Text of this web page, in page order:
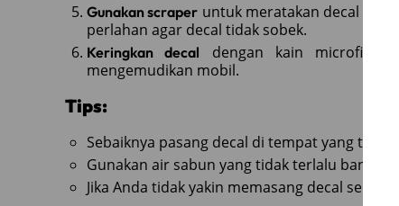
Gunakan scraper untuk meratakan decal dan
perlahan agar decal tidak sobek.
Keringkan decal
dengan kain microfiber.
mengemudikan mobil.
Tips:
Sebaiknya pasang decal di tempat yang
Gunakan air sabun yang tidak terlalu banyak
Jika Anda tidak yakin memasang decal